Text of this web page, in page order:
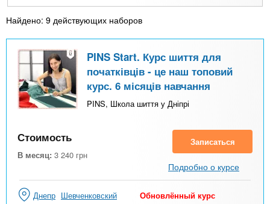
Найдено: 9 действующих наборов
PINS Start. Курс шиття для
початківців - це наш топовий
курс. 6 місяців навчання
PINS, Школа шиття у Дніпрі
Стоимость
В месяц: 3 240 грн
Записаться
Подробно о курсе
Днепр Шевченковский Обновлённый курс